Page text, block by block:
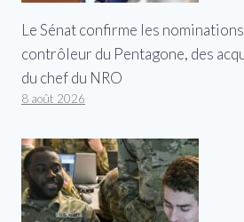
Le Sénat confirme les
contrôleur du Pentagone, des
du chef du NRO
8 août 2026